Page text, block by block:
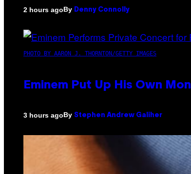
2 hours agoBy Denny Connolly
PHOTO BY AARON J. THORNTON/GETTY IMAGES
Eminem Put Up His Own
3 hours agoBy Stephen Andrew Galiher